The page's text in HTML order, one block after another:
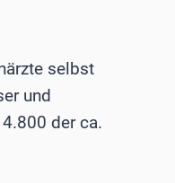
selbst
und
der ca.